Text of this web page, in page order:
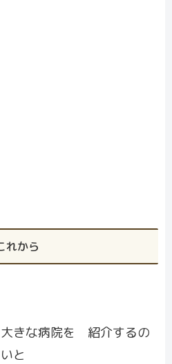
れから
きな病院を 紹介するの
と